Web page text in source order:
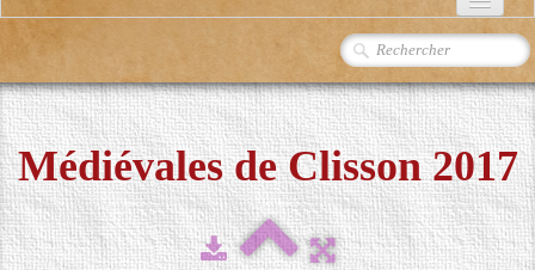
L'ASSOCIATION▼
FESTIVAL 2026▼
MÉDIAS▼
Médiévales de Clisson 2017